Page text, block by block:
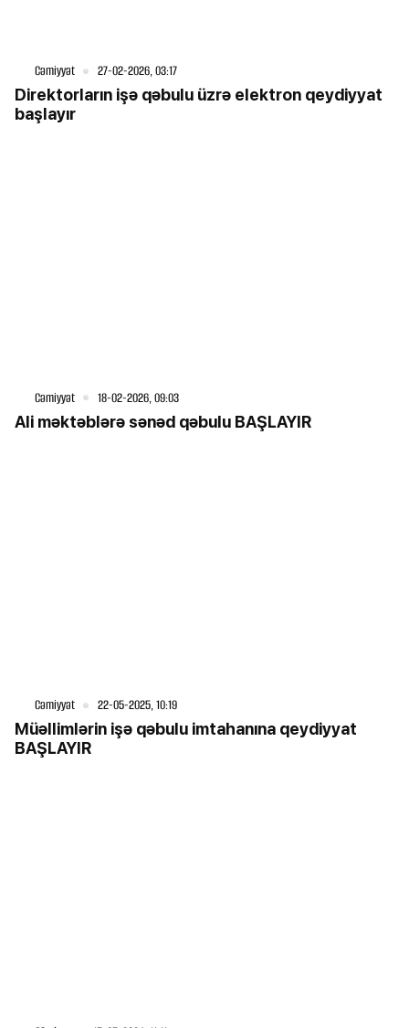
Cəmiyyət 27-02-2026, 03:17
Direktorların işə qəbulu üzrə elektron qeydiyyat
başlayır
Cəmiyyət 18-02-2026, 09:03
Ali məktəblərə sənəd qəbulu BAŞLAYIR
Cəmiyyət 22-05-2025, 10:19
Müəllimlərin işə qəbulu imtahanına qeydiyyat
BAŞLAYIR